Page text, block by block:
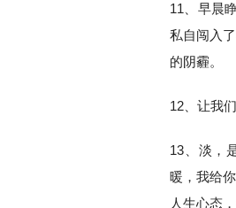
11、早晨
私自闯入
的阴霾。
12、让我
13、淡，
暖，我给
人生心态